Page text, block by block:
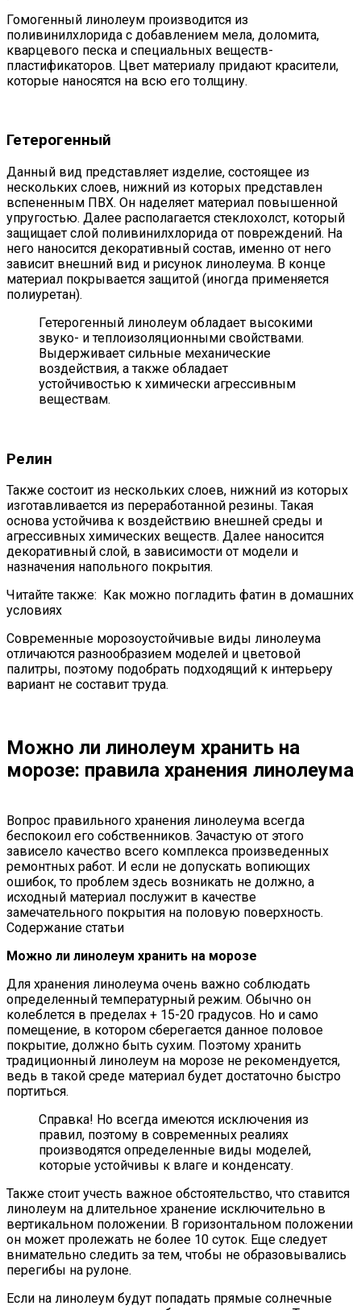
Гомогенный линолеум производится из
поливинилхлорида с добавлением мела, доломита,
кварцевого песка и специальных веществ-
пластификаторов. Цвет материалу придают красители,
которые наносятся на всю его толщину.
Гетерогенный
Данный вид представляет изделие, состоящее из
нескольких слоев, нижний из которых представлен
вспененным ПВХ. Он наделяет материал повышенной
упругостью. Далее располагается стеклохолст, который
защищает слой поливинилхлорида от повреждений. На
него наносится декоративный состав, именно от него
зависит внешний вид и рисунок линолеума. В конце
материал покрывается защитой (иногда применяется
полиуретан).
Гетерогенный линолеум обладает высокими
звуко- и теплоизоляционными свойствами.
Выдерживает сильные механические
воздействия, а также обладает
устойчивостью к химически агрессивным
веществам.
Релин
Также состоит из нескольких слоев, нижний из которых
изготавливается из переработанной резины. Такая
основа устойчива к воздействию внешней среды и
агрессивных химических веществ. Далее наносится
декоративный слой, в зависимости от модели и
назначения напольного покрытия.
Читайте также: Как можно погладить фатин в домашних
условиях
Современные морозоустойчивые виды линолеума
отличаются разнообразием моделей и цветовой
палитры, поэтому подобрать подходящий к интерьеру
вариант не составит труда.
Можно ли линолеум хранить на
морозе: правила хранения линолеума
Вопрос правильного хранения линолеума всегда
беспокоил его собственников. Зачастую от этого
зависело качество всего комплекса произведенных
ремонтных работ. И если не допускать вопиющих
ошибок, то проблем здесь возникать не должно, а
исходный материал послужит в качестве
замечательного покрытия на половую поверхность.
Содержание статьи
Можно ли линолеум хранить на морозе
Для хранения линолеума очень важно соблюдать
определенный температурный режим. Обычно он
колеблется в пределах + 15-20 градусов. Но и само
помещение, в котором сберегается данное половое
покрытие, должно быть сухим. Поэтому хранить
традиционный линолеум на морозе не рекомендуется,
ведь в такой среде материал будет достаточно быстро
портиться.
Справка! Но всегда имеются исключения из
правил, поэтому в современных реалиях
производятся определенные виды моделей,
которые устойчивы к влаге и конденсату.
Также стоит учесть важное обстоятельство, что ставится
линолеум на длительное хранение исключительно в
вертикальном положении. В горизонтальном положении
он может пролежать не более 10 суток. Еще следует
внимательно следить за тем, чтобы не образовывались
перегибы на рулоне.
Если на линолеум будут попадать прямые солнечные